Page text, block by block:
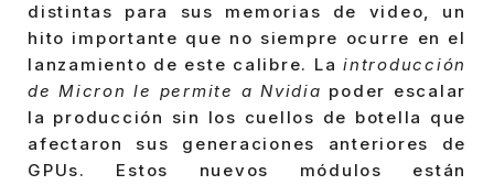
distintas para sus memorias de video, un
hito importante que no siempre ocurre en el
lanzamiento de este calibre. La introducción
de Micron le permite a Nvidia poder escalar
la producción sin los cuellos de botella que
afectaron sus generaciones anteriores de
GPUs. Estos nuevos módulos están